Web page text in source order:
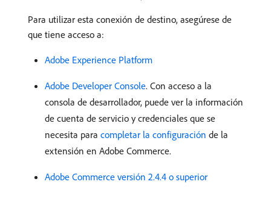
Para utilizar esta conexión de destino, asegúrese de
que tiene acceso a:
Adobe Experience Platform
Adobe Developer Console. Con acceso a la
consola de desarrollador, puede ver la información
de cuenta de servicio y credenciales que se
necesita para completar la configuración de la
extensión en Adobe Commerce.
Adobe Commerce versión 2.4.4 o superior